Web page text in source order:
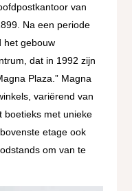
van
Na een periode
het gebouw
dat in 1992 zijn
Plaza.” Magna
variërend van
boetieks met unieke
etage ook
om van te